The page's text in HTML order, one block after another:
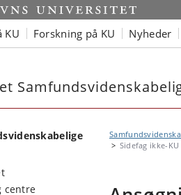
KU Forskning på KU Nyheder
centre
Sidefag ikke-KU